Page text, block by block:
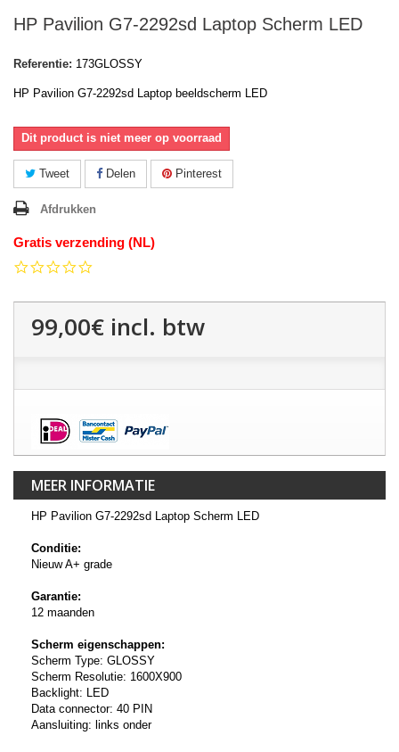
HP Pavilion G7-2292sd Laptop Scherm LED
Referentie: 173GLOSSY
HP Pavilion G7-2292sd Laptop beeldscherm LED
Dit product is niet meer op voorraad
Tweet Delen Pinterest
Afdrukken
Gratis verzending (NL)
99,00€ incl. btw
MEER INFORMATIE
HP Pavilion G7-2292sd Laptop Scherm LED
Conditie:
Nieuw A+ grade
Garantie:
12 maanden
Scherm eigenschappen:
Scherm Type: GLOSSY
Scherm Resolutie: 1600X900
Backlight: LED
Data connector: 40 PIN
Aansluiting: links onder